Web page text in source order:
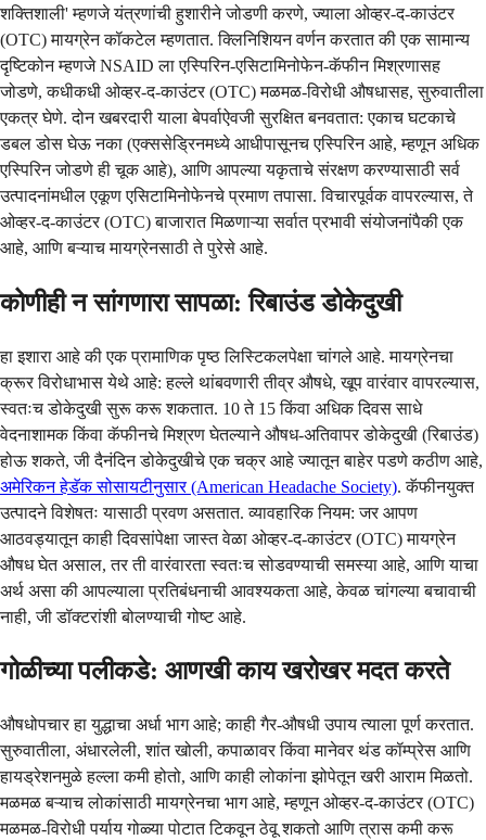
शक्तिशाली' म्हणजे यंत्रणांची हुशारीने जोडणी करणे, ज्याला ओव्हर-द-काउंटर
(OTC) मायग्रेन कॉकटेल म्हणतात. क्लिनिशियन वर्णन करतात की एक सामान्य
दृष्टिकोन म्हणजे NSAID ला एस्पिरिन-एसिटामिनोफेन-कॅफीन मिश्रणासह
जोडणे, कधीकधी ओव्हर-द-काउंटर (OTC) मळमळ-विरोधी औषधासह, सुरुवातीला
एकत्र घेणे. दोन खबरदारी याला बेपर्वाऐवजी सुरक्षित बनवतात: एकाच घटकाचे
डबल डोस घेऊ नका (एक्ससेड्रिनमध्ये आधीपासूनच एस्पिरिन आहे, म्हणून अधिक
एस्पिरिन जोडणे ही चूक आहे), आणि आपल्या यकृताचे संरक्षण करण्यासाठी सर्व
उत्पादनांमधील एकूण एसिटामिनोफेनचे प्रमाण तपासा. विचारपूर्वक वापरल्यास, ते
ओव्हर-द-काउंटर (OTC) बाजारात मिळणाऱ्या सर्वात प्रभावी संयोजनांपैकी एक
आहे, आणि बऱ्याच मायग्रेनसाठी ते पुरेसे आहे.
कोणीही न सांगणारा सापळा: रिबाउंड डोकेदुखी
हा इशारा आहे की एक प्रामाणिक पृष्ठ लिस्टिकलपेक्षा चांगले आहे. मायग्रेनचा
क्रूर विरोधाभास येथे आहे: हल्ले थांबवणारी तीव्र औषधे, खूप वारंवार वापरल्यास,
स्वतःच डोकेदुखी सुरू करू शकतात. 10 ते 15 किंवा अधिक दिवस साधे
वेदनाशामक किंवा कॅफीनचे मिश्रण घेतल्याने औषध-अतिवापर डोकेदुखी (रिबाउंड)
होऊ शकते, जी दैनंदिन डोकेदुखीचे एक चक्र आहे ज्यातून बाहेर पडणे कठीण आहे,
अमेरिकन हेडॅक सोसायटीनुसार (American Headache Society). कॅफीनयुक्त
उत्पादने विशेषतः यासाठी प्रवण असतात. व्यावहारिक नियम: जर आपण
आठवड्यातून काही दिवसांपेक्षा जास्त वेळा ओव्हर-द-काउंटर (OTC) मायग्रेन
औषध घेत असाल, तर ती वारंवारता स्वतःच सोडवण्याची समस्या आहे, आणि याचा
अर्थ असा की आपल्याला प्रतिबंधनाची आवश्यकता आहे, केवळ चांगल्या बचावाची
नाही, जी डॉक्टरांशी बोलण्याची गोष्ट आहे.
गोळीच्या पलीकडे: आणखी काय खरोखर मदत करते
औषधोपचार हा युद्धाचा अर्धा भाग आहे; काही गैर-औषधी उपाय त्याला पूर्ण करतात.
सुरुवातीला, अंधारलेली, शांत खोली, कपाळावर किंवा मानेवर थंड कॉम्प्रेस आणि
हायड्रेशनमुळे हल्ला कमी होतो, आणि काही लोकांना झोपेतून खरी आराम मिळतो.
मळमळ बऱ्याच लोकांसाठी मायग्रेनचा भाग आहे, म्हणून ओव्हर-द-काउंटर (OTC)
मळमळ-विरोधी पर्याय गोळ्या पोटात टिकवून ठेवू शकतो आणि त्रास कमी करू